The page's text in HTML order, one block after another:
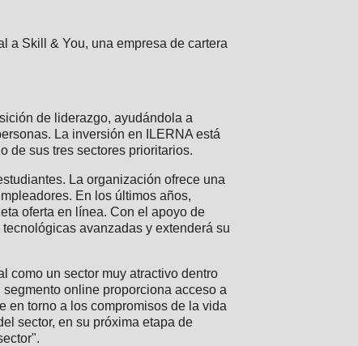
a Skill & You, una empresa de cartera
de liderazgo, ayudándola a
La inversión en ILERNA está
de sus tres sectores prioritarios.
La organización ofrece una
En los últimos años,
oferta en línea. Con el apoyo de
avanzadas y extenderá su
como un sector muy atractivo dentro
online proporciona acceso a
en torno a los compromisos de la vida
sector, en su próxima etapa de